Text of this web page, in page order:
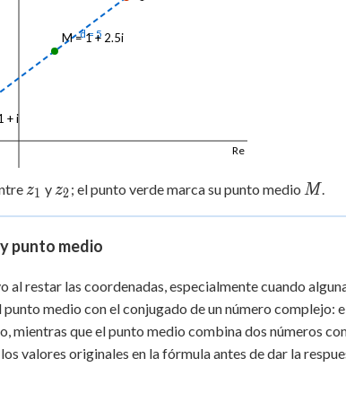
Re
d = 5
+ i
M = 1 + 2.5i
z_1
z1 yz_2
z2; el punto verde marca su punto medio M
M.
punto medio
al restar las coordenadas, especialmente cuando
medio con el conjugado de un número complejo:
mientras que el punto medio combina dos números
valores originales en la fórmula antes de dar la